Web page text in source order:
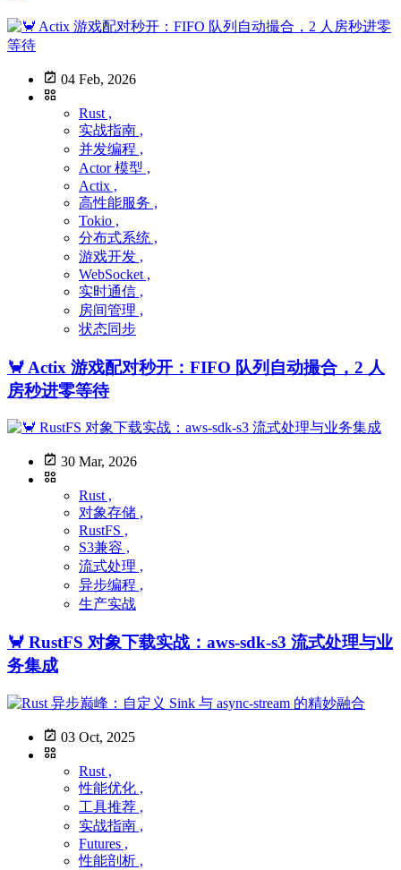
04 Feb, 2026
Rust ,
实战指南 ,
并发编程 ,
Actor 模型 ,
Actix ,
高性能服务 ,
Tokio ,
分布式系统 ,
游戏开发 ,
WebSocket ,
实时通信 ,
房间管理 ,
状态同步
🦀 Actix 游戏配对秒开：FIFO 队列自动撮合，2 人
房秒进零等待
30 Mar, 2026
Rust ,
对象存储 ,
RustFS ,
S3兼容 ,
流式处理 ,
异步编程 ,
生产实战
🦀 RustFS 对象下载实战：aws-sdk-s3 流式处理与业
务集成
03 Oct, 2025
Rust ,
性能优化 ,
工具推荐 ,
实战指南 ,
Futures ,
性能剖析 ,